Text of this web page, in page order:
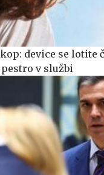
device se lotite
v službi